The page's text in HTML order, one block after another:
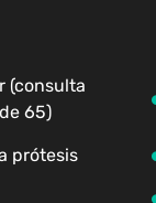
(consulta
65)
prótesis